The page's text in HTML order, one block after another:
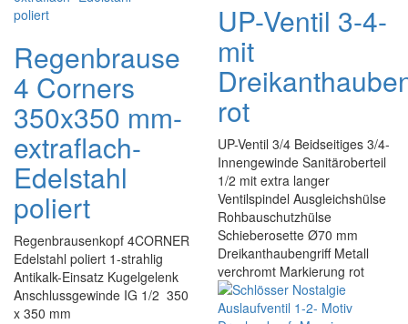
Regenbrause
4 Corners
350x350 mm-
extraflach-
Edelstahl
poliert
Regenbrausenkopf 4CORNER
Edelstahl poliert 1-strahlig
Antikalk-Einsatz Kugelgelenk
Anschlussgewinde IG 1/2 350
x 350 mm
UP-Ventil 3-4-
mit
rot
UP-Ventil 3/4 Beidseitiges 3/4-
Innengewinde Sanitäroberteil
1/2 mit extra langer
Ventilspindel Ausgleichshülse
Rohbauschutzhülse
Schieberosette Ø70 mm
Dreikanthaubengriff Metall
verchromt Markierung rot